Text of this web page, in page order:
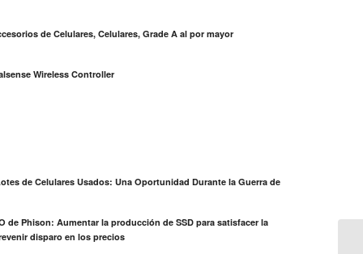
de Celulares, Celulares, Grade A al por mayor
Wireless Controller
de Celulares Usados: Una Oportunidad Durante la Guerra de
de Phison: Aumentar la producción de SSD para satisfacer la
disparo en los precios